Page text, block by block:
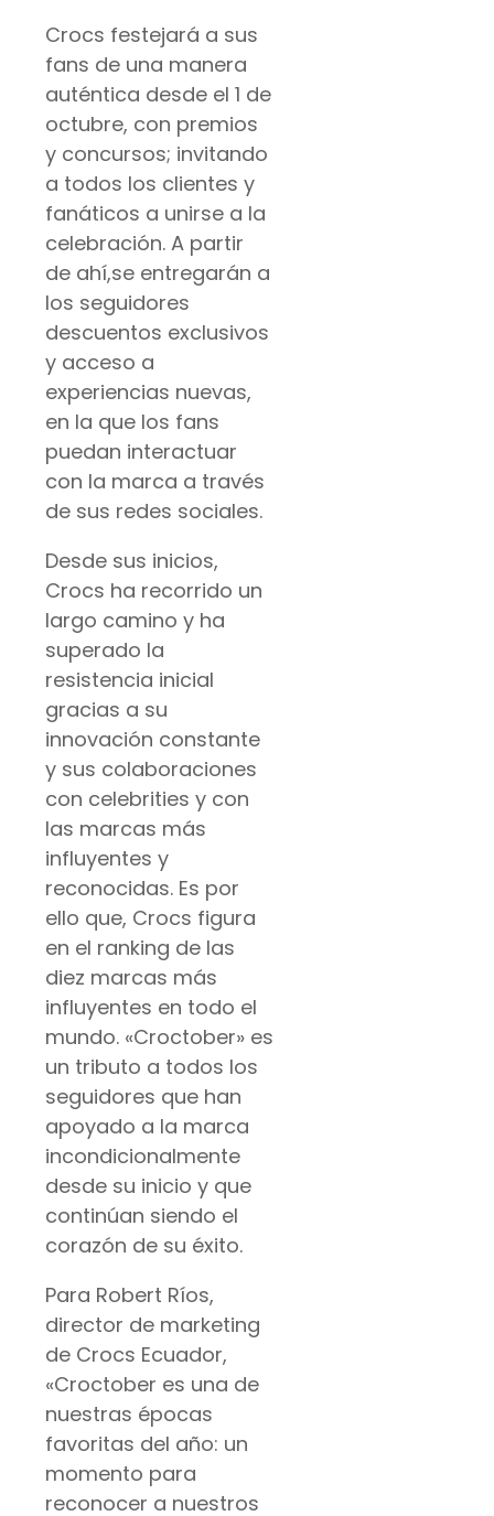
Crocs festejará a sus
fans de una manera
auténtica desde el 1 de
octubre, con premios
y concursos; invitando
a todos los clientes y
fanáticos a unirse a la
celebración. A partir
de ahí,se entregarán a
los seguidores
descuentos exclusivos
y acceso a
experiencias nuevas,
en la que los fans
puedan interactuar
con la marca a través
de sus redes sociales.
Desde sus inicios,
Crocs ha recorrido un
largo camino y ha
superado la
resistencia inicial
gracias a su
innovación constante
y sus colaboraciones
con celebrities y con
las marcas más
influyentes y
reconocidas. Es por
ello que, Crocs figura
en el ranking de las
diez marcas más
influyentes en todo el
mundo. «Croctober» es
un tributo a todos los
seguidores que han
apoyado a la marca
incondicionalmente
desde su inicio y que
continúan siendo el
corazón de su éxito.
Para Robert Ríos,
director de marketing
de Crocs Ecuador,
«Croctober es una de
nuestras épocas
favoritas del año: un
momento para
reconocer a nuestros